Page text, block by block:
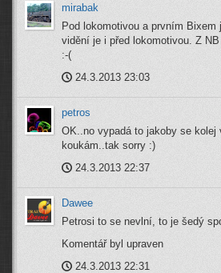
mirabak
Pod lokomotivou a prvním Bixem
vidění je i před lokomotivou. Z
:-(
24.3.2013 23:03
petros
OK..no vypadá to jakoby se kolej
koukám..tak sorry :)
24.3.2013 22:37
Dawee
Petrosi to se nevlní, to je šedý
Komentář byl upraven
24.3.2013 22:31